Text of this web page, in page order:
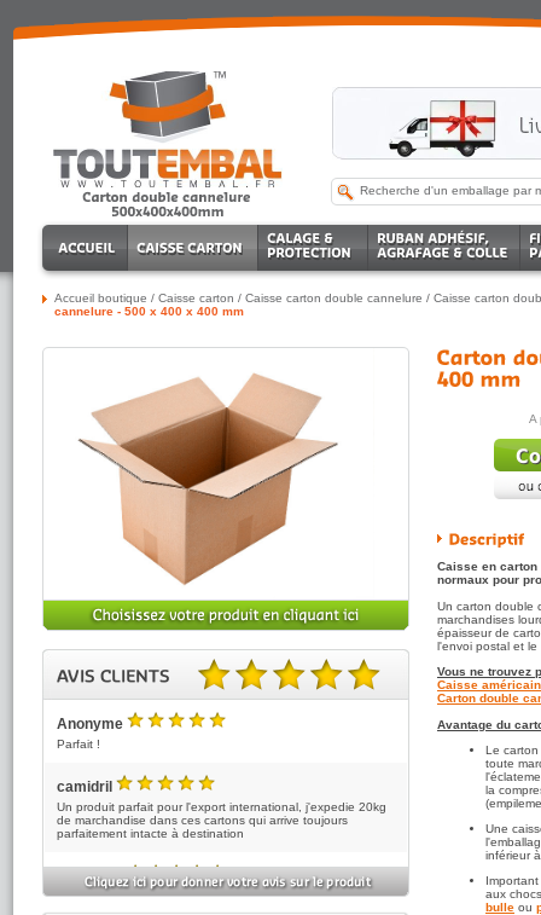
Accueil boutique / Caisse carton / Caisse carton double cannelure / Caisse carton
cannelure - 500 x 400 x 400 mm
5.00 sur 5 basé sur 5 note(s).
Anonyme
Parfait !
camidril
5
Un produit parfait pour l'export international, j'expedie 20kg
de marchandise dans ces cartons qui arrive toujours
parfaitement intacte à destination
Anonyme
5/5
bien reçu protection plastique en partie déchirée mais
A
Caisse en
normaux pour
Un carton double
marchandises
épaisseur de
l'envoi postal et le
Vous ne trouvez
Caisse
Carton double
Avantage du
Le
toute
la
Une
inférieur
aux
bulle ou